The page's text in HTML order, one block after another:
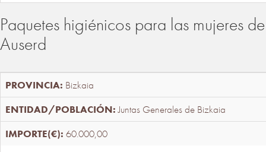
Paquetes higiénicos para las mujeres
Auserd
Bizkaia
Juntas Generales de Bizkaia
60.000,00